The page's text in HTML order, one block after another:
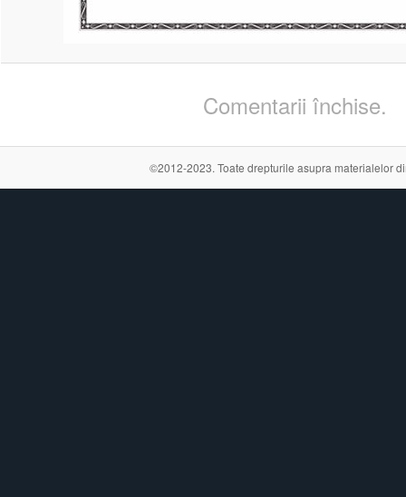
Comentarii închise.
©2012-2023. Toate drepturile asupra materialelor